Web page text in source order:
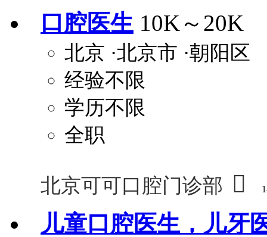
口腔医生 10K～20K
北京 ·北京市 ·朝阳区
经验不限
学历不限
全职
北京可可口腔门诊部 
儿童口腔医生，儿牙